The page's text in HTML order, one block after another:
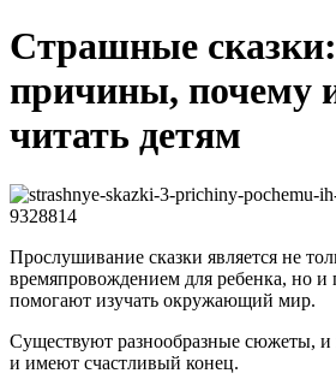
Страшные
причины, почему
читать детям
Прослушивание сказки является не
времяпровождением для ребенка, но и
помогают изучать окружающий мир.
Существуют разнообразные сюжеты, и
и имеют счастливый конец.